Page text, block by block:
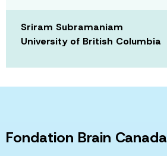
Sriram Subramaniam
University of British Columbia
Fondation Brain Canada